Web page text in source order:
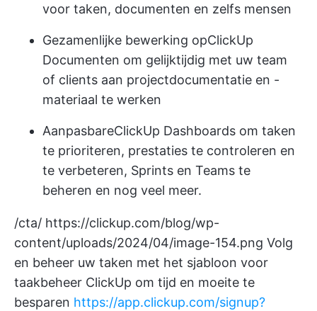
voor taken, documenten en zelfs mensen
Gezamenlijke bewerking opClickUp
Documenten om gelijktijdig met uw team
of clients aan projectdocumentatie en -
materiaal te werken
AanpasbareClickUp Dashboards om taken
te prioriteren, prestaties te controleren en
te verbeteren, Sprints en Teams te
beheren en nog veel meer.
/cta/ https://clickup.com/blog/wp-
content/uploads/2024/04/image-154.png Volg
en beheer uw taken met het sjabloon voor
taakbeheer ClickUp om tijd en moeite te
besparen https://app.clickup.com/signup?